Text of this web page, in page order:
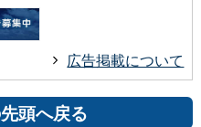
広告掲載について
頭へ戻る